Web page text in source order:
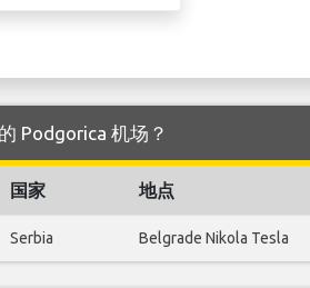
Podgorica 机场？
国家 地点
Serbia Belgrade Nikola Tesla